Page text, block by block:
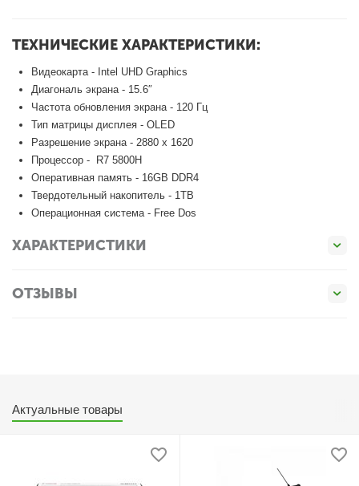
ТЕХНИЧЕСКИЕ ХАРАКТЕРИСТИКИ:
Видеокарта - Intel UHD Graphics
Диагональ экрана - 15.6″
Частота обновления экрана - 120 Гц
Тип матрицы дисплея - OLED
Разрешение экрана - 2880 x 1620
Процессор - R7 5800H
Оперативная память - 16GB DDR4
Твердотельный накопитель - 1TB
Операционная система - Free Dos
ХАРАКТЕРИСТИКИ
ОТЗЫВЫ
Актуальные товары